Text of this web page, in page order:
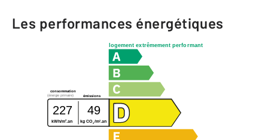
Les performances énergétiques
logement extrêmement performant
consommation
émissions
(énergie primaire)
227 49
kWh/m2.an kg CO2 /m2 .an